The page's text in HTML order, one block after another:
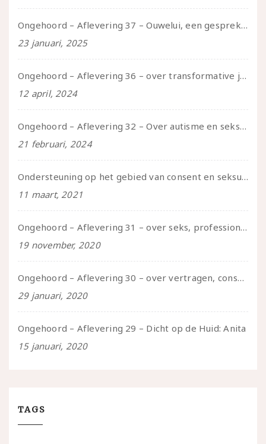
Ongehoord – Aflevering 37 – Ouwelui, een gesprek met non over seksualiteit, transitie en ageism
23 januari, 2025
Ongehoord – Aflevering 36 – over transformative justice – in gesprek met Ella en carson
12 april, 2024
Ongehoord – Aflevering 32 – Over autisme en seksualiteit – in gesprek met Roos Reijbroek
21 februari, 2024
Ondersteuning op het gebied van consent en seksualiteit
11 maart, 2021
Ongehoord – Aflevering 31 – over seks, professioneel en persoonlijk, een gesprek met Marije
19 november, 2020
Ongehoord – Aflevering 30 – over vertragen, consent en negatieve gevoelens met Meg-John Barker
29 januari, 2020
Ongehoord – Aflevering 29 – Dicht op de Huid: Anita
15 januari, 2020
TAGS